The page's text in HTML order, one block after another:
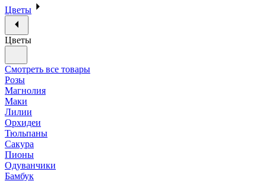
Цветы
Цветы
Смотреть все товары
Розы
Магнолия
Маки
Лилии
Орхидеи
Тюльпаны
Сакура
Пионы
Одуванчики
Бамбук